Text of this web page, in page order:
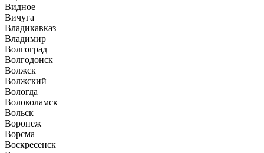
Видное
Вичуга
Владикавказ
Владимир
Волгоград
Волгодонск
Волжск
Волжский
Вологда
Волоколамск
Вольск
Воронеж
Ворсма
Воскресенск